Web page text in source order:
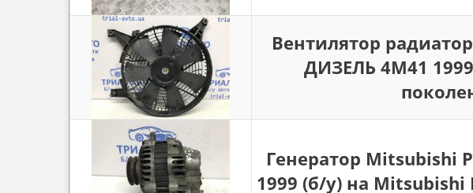
Вентилятор
ДИЗЕЛЬ 4M41
Генератор Mitsubishi
1999 (б/у) на